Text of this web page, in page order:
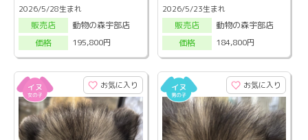
2026/5/28生まれ
販売店
動物の森宇部店
価格
195,800円
2026/5/23生まれ
販売店
動物の森宇部店
価格
184,800円
お気に入り お気に入り